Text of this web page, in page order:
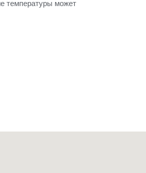
температуры может